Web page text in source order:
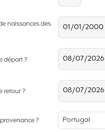
naissances des
départ ?
retour ?
? Portugal